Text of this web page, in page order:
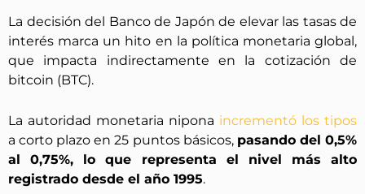
La decisión del Banco de Japón de elevar las tasas de
interés marca un hito en la política monetaria global,
que impacta indirectamente en la cotización de
bitcoin (BTC).
La autoridad monetaria nipona incrementó los tipos
a corto plazo en 25 puntos básicos, pasando del 0,5%
al 0,75%, lo que representa el nivel más alto
registrado desde el año 1995.